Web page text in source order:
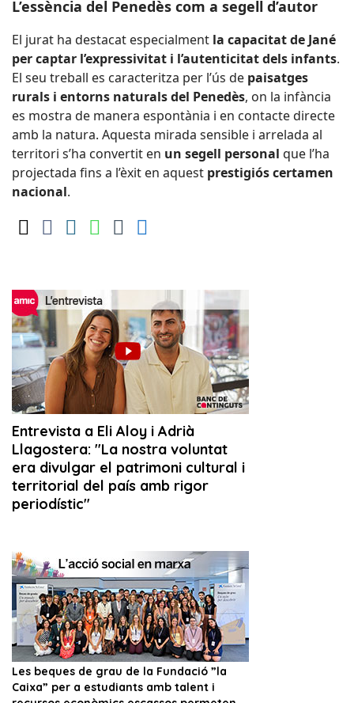
L’essència del Penedès com a segell d’autor
El jurat ha destacat especialment la capacitat de Jané
per captar l’expressivitat i l’autenticitat dels infants.
El seu treball es caracteritza per l’ús de paisatges
rurals i entorns naturals del Penedès, on la infància
es mostra de manera espontània i en contacte directe
amb la natura. Aquesta mirada sensible i arrelada al
territori s’ha convertit en un segell personal que l’ha
projectada fins a l’èxit en aquest prestigiós certamen
nacional.